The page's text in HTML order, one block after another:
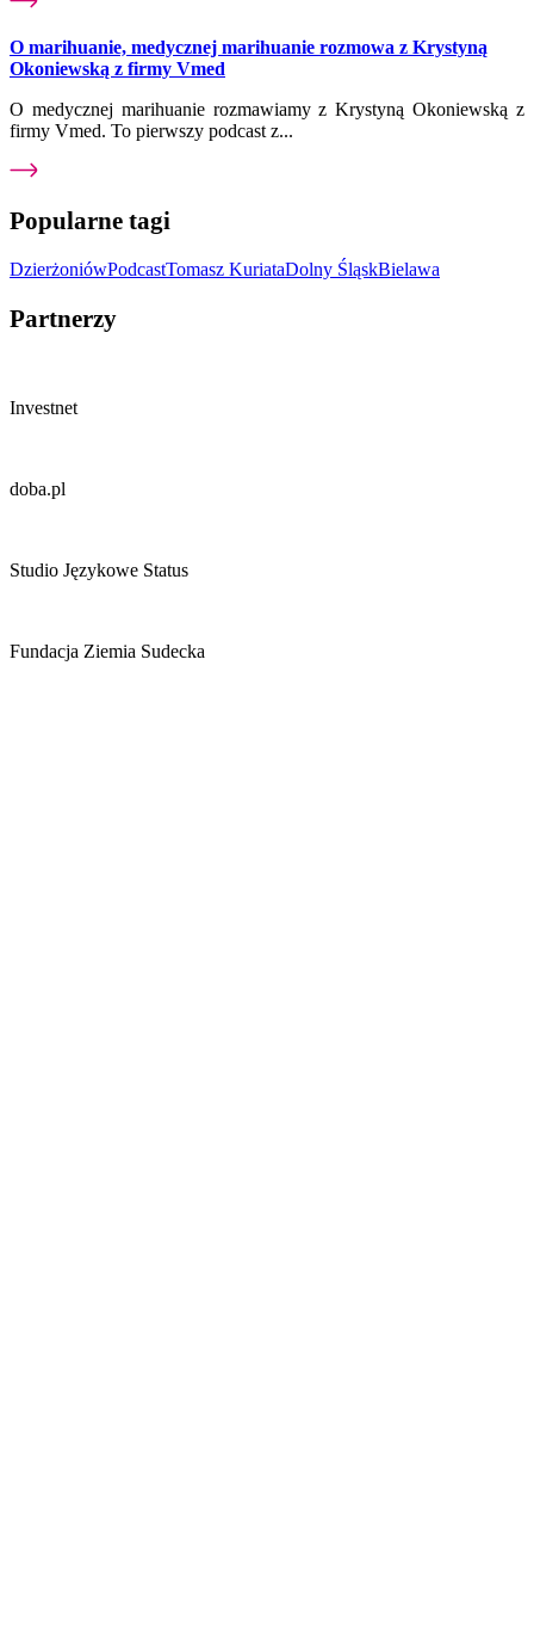
O marihuanie, medycznej marihuanie rozmowa z Krystyną
Okoniewską z firmy Vmed
O medycznej marihuanie rozmawiamy z Krystyną Okoniewską z
firmy Vmed. To pierwszy podcast z...
Popularne tagi
DzierżoniówPodcastTomasz KuriataDolny ŚląskBielawa
Partnerzy
Investnet
doba.pl
Studio Językowe Status
Fundacja Ziemia Sudecka